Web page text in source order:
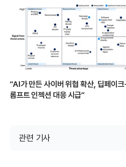
“AI가 만든 사이버 위협 확산, 딥페이크
롬프트 인젝션 대응 시급”
관련 기사